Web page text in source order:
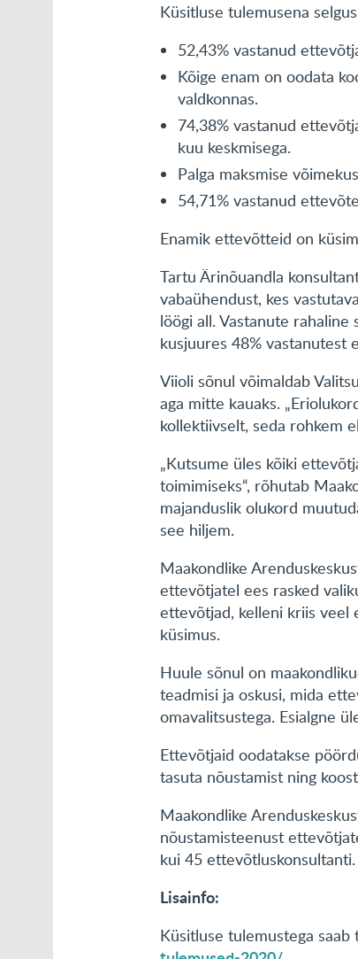
Küsitluse tulemusena
52,43% vastanud
Kõige enam on oodata
valdkonnas.
74,38% vastanud
kuu keskmisega.
Palga maksmise
54,71% vastanud
Enamik ettevõtteid on
Tartu Ärinõuandla
vabaühendust, kes
löögi all. Vastanute
kusjuures 48% vastanutest
Viioli sõnul võimaldab
aga mitte kauaks.
kollektiivselt, seda rohkem
„Kutsume üles kõiki
toimimiseks“, rõhutab
majanduslik olukord
see hiljem.
Maakondlike
ettevõtjatel ees rasked
ettevõtjad, kelleni kriis veel
küsimus.
Huule sõnul on
teadmisi ja oskusi, mida
omavalitsustega. Esialgne
Ettevõtjaid oodatakse
tasuta nõustamist ning
Maakondlike
nõustamisteenust
kui 45 ettevõtluskonsultanti.
Lisainfo:
Küsitluse tulemustega saab